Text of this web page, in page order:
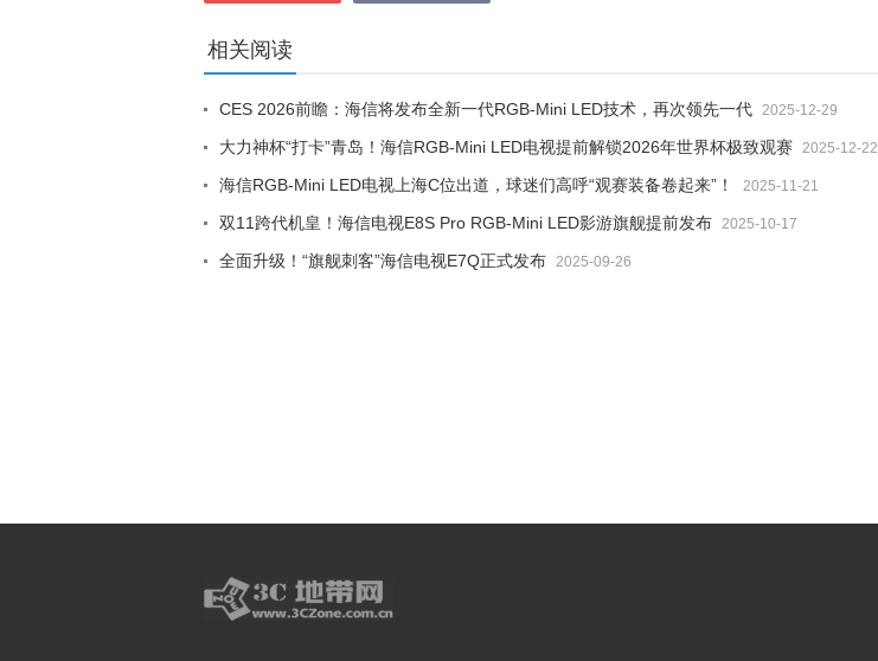
相关阅读
CES 2026前瞻：海信将发布全新一代RGB-Mini LED技术，再次领先一代 2025-12-29
大力神杯“打卡”青岛！海信RGB-Mini LED电视提前解锁2026年世界杯极致观赛 2025-12-22
海信RGB-Mini LED电视上海C位出道，球迷们高呼“观赛装备卷起来”！ 2025-11-21
双11跨代机皇！海信电视E8S Pro RGB-Mini LED影游旗舰提前发布 2025-10-17
全面升级！“旗舰刺客”海信电视E7Q正式发布 2025-09-26